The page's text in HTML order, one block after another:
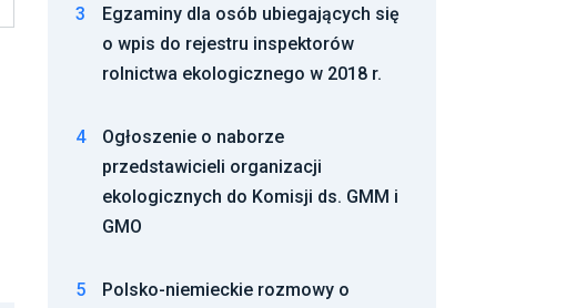
3
Egzaminy dla osób ubiegających się
o wpis do rejestru inspektorów
rolnictwa ekologicznego w 2018 r.
4
Ogłoszenie o naborze
przedstawicieli organizacji
ekologicznych do Komisji ds. GMM i
GMO
5
Polsko-niemieckie rozmowy o